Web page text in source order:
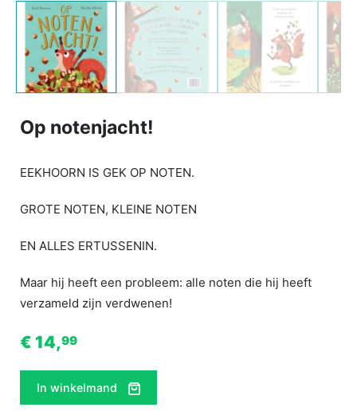
Op notenjacht!
EEKHOORN IS GEK OP NOTEN.
GROTE NOTEN, KLEINE NOTEN
EN ALLES ERTUSSENIN.
Maar hij heeft een probleem: alle noten die hij heeft
verzameld zijn verdwenen!
€ 14,99
In winkelmand